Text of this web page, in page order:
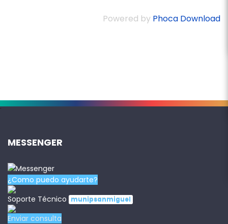
Powered by Phoca Download
.
MESSENGER
¿Como puedo ayudarte?
Soporte Técnico
munipsanmiguel
Enviar consulta